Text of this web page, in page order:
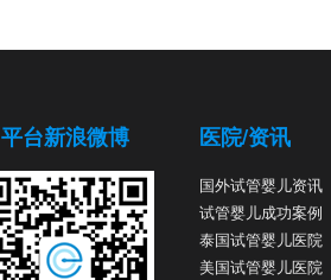
平台新浪微博 医院/资讯
国外试管婴儿资讯
试管婴儿成功案例
泰国试管婴儿医院
美国试管婴儿医院